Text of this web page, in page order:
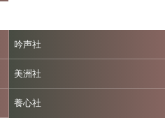
吟声社
美洲社
養心社